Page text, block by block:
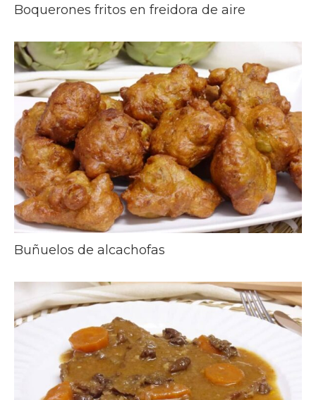
Boquerones fritos en freidora de aire
Buñuelos de alcachofas